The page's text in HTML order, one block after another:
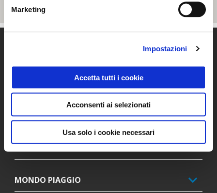
Marketing
Impostazioni
Accetta tutti i cookie
Acconsenti ai selezionati
Usa solo i cookie necessari
PROMOZIONI
MONDO PIAGGIO